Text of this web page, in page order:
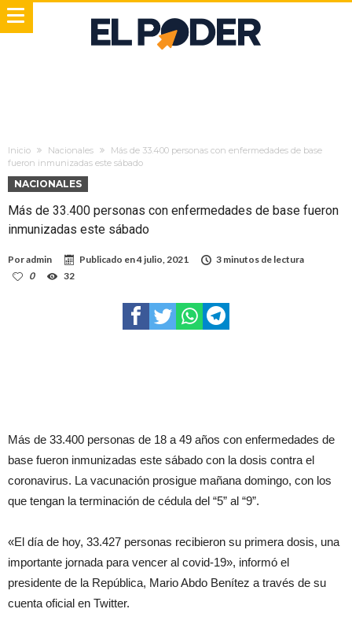
Inicio Nacionales
Más de 33.400 personas con enfermedades de base
fueron inmunizadas este sábado
NACIONALES
Más de 33.400 personas con enfermedades de base fueron
inmunizadas este sábado
Poradmin Publicado en4 julio, 2021
3 minutos de lectura
0
32
Más de 33.400 personas de 18 a 49 años con enfermedades de
base fueron inmunizadas este sábado con la dosis contra el
coronavirus. La vacunación prosigue mañana domingo, con los
que tengan la terminación de cédula del “5” al “9”.
«El día de hoy, 33.427 personas recibieron su primera dosis, una
importante jornada para vencer al covid-19», informó el
presidente de la República, Mario Abdo Benítez a través de su
cuenta oficial en Twitter.